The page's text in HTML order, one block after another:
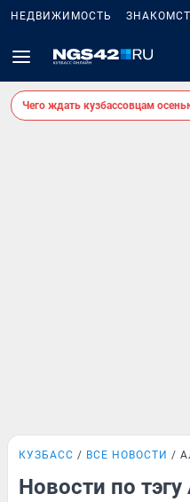
НЕДВИЖИМОСТЬ
Чего ждать кузбассовцам
КУЗБАСС ВСЕ НОВОСТИ
Новости по